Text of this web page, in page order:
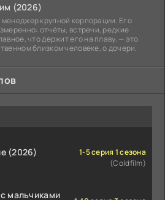
(2026)
крупной корпорации. Его
отчёты, встречи, редкие
что держит его на плаву, — это
близком человеке, о дочери.
(2026)
1-5 серия 1 сезона
(Coldfilm)
мальчиками